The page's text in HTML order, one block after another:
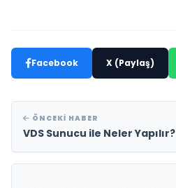
Facebook X (Paylaş)
ÖNCEKI HABER
VDS Sunucu ile Neler Yapılır?